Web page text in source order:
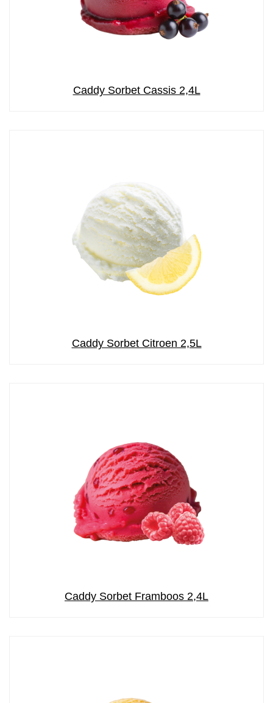
Caddy Sorbet Cassis 2,4L
Caddy Sorbet Citroen 2,5L
Caddy Sorbet Framboos 2,4L